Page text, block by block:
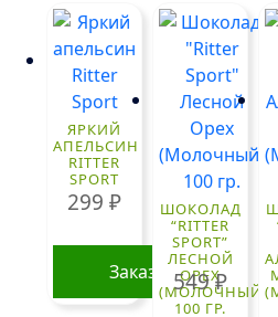
ЯРКИЙ
АПЕЛЬСИН
RITTER
SPORT
299₽
Заказать
ШОКОЛАД
“RITTER
SPORT”
ЛЕСНОЙ
ОРЕХ
(МОЛОЧНЫЙ)
100 ГР.
549₽